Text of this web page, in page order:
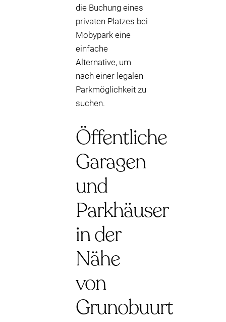
die Buchung eines
privaten Platzes bei
Mobypark eine
einfache
Alternative, um
nach einer legalen
Parkmöglichkeit zu
suchen.
Öffentliche
Garagen
und
Parkhäuser
in der
Nähe
von
Grunobuurt